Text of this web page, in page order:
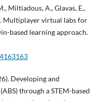
Miltiadous, A., Glavas, E.,
Multiplayer virtual labs for
based learning approach.
Developing and
through a STEM-based